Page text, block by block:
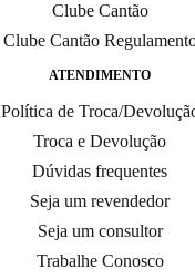
Clube Cantão
Clube Cantão
ATENDIMENTO
Política de Troca/
Troca e Devolução
Dúvidas frequentes
Seja um revendedor
Seja um consultor
Trabalhe Conosco